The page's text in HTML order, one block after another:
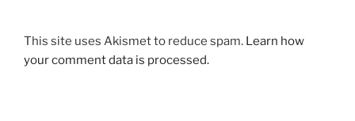
This site uses Akismet to reduce spam. Learn how
your comment data is processed.